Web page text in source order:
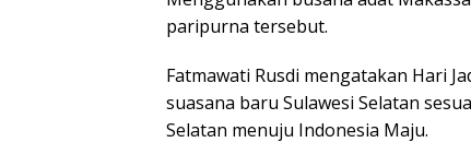
paripurna tersebut.
Fatmawati Rusdi mengatakan Hari
suasana baru Sulawesi Selatan
Selatan menuju Indonesia Maju.